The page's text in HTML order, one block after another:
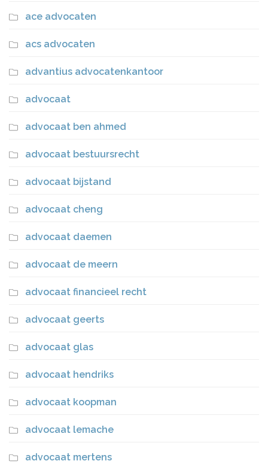
ace advocaten
acs advocaten
advantius advocatenkantoor
advocaat
advocaat ben ahmed
advocaat bestuursrecht
advocaat bijstand
advocaat cheng
advocaat daemen
advocaat de meern
advocaat financieel recht
advocaat geerts
advocaat glas
advocaat hendriks
advocaat koopman
advocaat lemache
advocaat mertens